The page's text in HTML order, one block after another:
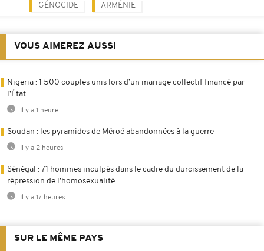
GÉNOCIDE ARMÉNIE
VOUS AIMEREZ AUSSI
Nigeria : 1 500 couples unis lors d’un mariage collectif financé par
l’État
Il y a 1 heure
Soudan : les pyramides de Méroé abandonnées à la guerre
Il y a 2 heures
Sénégal : 71 hommes inculpés dans le cadre du durcissement de la
répression de l’homosexualité
Il y a 17 heures
SUR LE MÊME PAYS